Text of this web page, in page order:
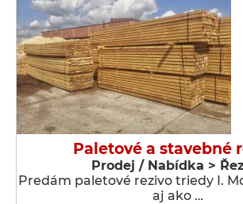
Paletové a stavebné
Prodej / Nabídka >
Predám paletové rezivo triedy I.
aj ako …